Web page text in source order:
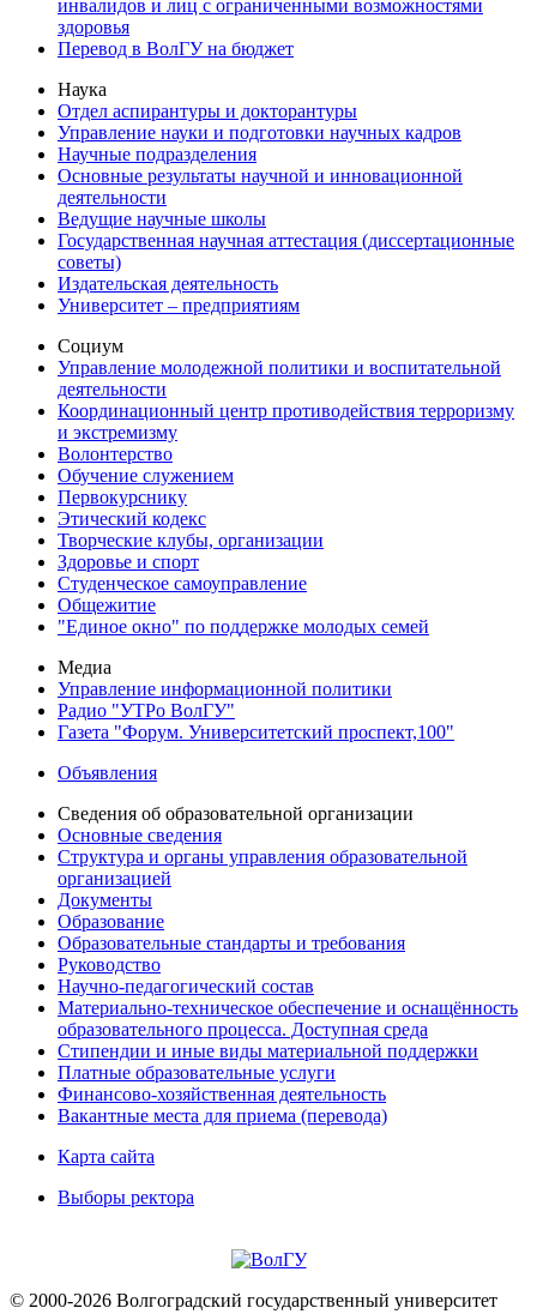
инвалидов и лиц с ограниченными возможностями
здоровья
Перевод в ВолГУ на бюджет
Наука
Отдел аспирантуры и докторантуры
Управление науки и подготовки научных кадров
Научные подразделения
Основные результаты научной и инновационной
деятельности
Ведущие научные школы
Государственная научная аттестация (диссертационные
советы)
Издательская деятельность
Университет – предприятиям
Социум
Управление молодежной политики и воспитательной
деятельности
Координационный центр противодействия терроризму
и экстремизму
Волонтерство
Обучение служением
Первокурснику
Этический кодекс
Творческие клубы, организации
Здоровье и спорт
Студенческое самоуправление
Общежитие
"Единое окно" по поддержке молодых семей
Медиа
Управление информационной политики
Радио "УТРо ВолГУ"
Газета "Форум. Университетский проспект,100"
Объявления
Сведения об образовательной организации
Основные сведения
Структура и органы управления образовательной
организацией
Документы
Образование
Образовательные стандарты и требования
Руководство
Научно-педагогический состав
Материально-техническое обеспечение и оснащённость
образовательного процесса. Доступная среда
Стипендии и иные виды материальной поддержки
Платные образовательные услуги
Финансово-хозяйственная деятельность
Вакантные места для приема (перевода)
Карта сайта
Выборы ректора
© 2000-2026 Волгоградский государственный университет